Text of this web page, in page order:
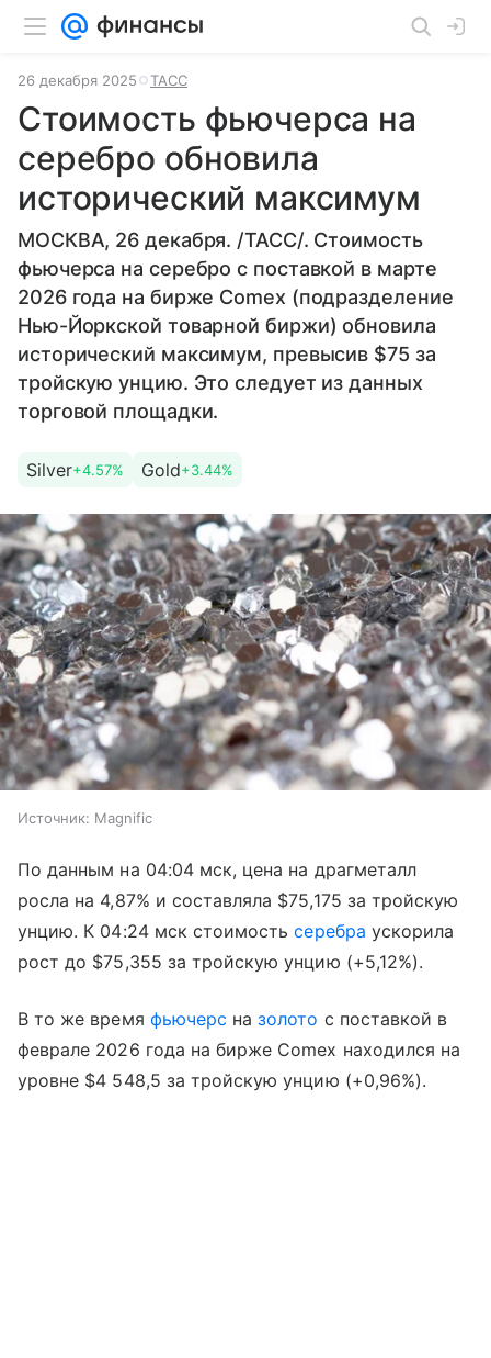
26 декабря 2025 ТАСС
Стоимость фьючерса на
серебро обновила
исторический максимум
МОСКВА, 26 декабря. /ТАСС/. Стоимость
фьючерса на серебро с поставкой в марте
2026 года на бирже Comex (подразделение
Нью-Йоркской товарной биржи) обновила
исторический максимум, превысив $75 за
тройскую унцию. Это следует из данных
торговой площадки.
Silver+4.57% Gold+3.44%
Источник: Magnific
По данным на 04:04 мск, цена на драгметалл
росла на 4,87% и составляла $75,175 за тройскую
унцию. К 04:24 мск стоимостьсеребра ускорила
рост до $75,355 за тройскую унцию (+5,12%).
В то же время фьючерс назолото с поставкой в
феврале 2026 года на бирже Comex находился на
уровне $4 548,5 за тройскую унцию (+0,96%).